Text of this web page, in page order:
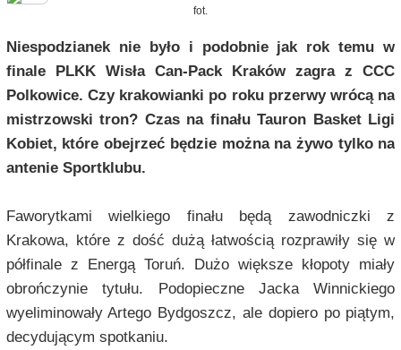
fot.
Niespodzianek nie było i podobnie jak rok temu w
finale PLKK Wisła Can-Pack Kraków zagra z CCC
Polkowice. Czy krakowianki po roku przerwy wrócą na
mistrzowski tron? Czas na finału Tauron Basket Ligi
Kobiet, które obejrzeć będzie można na żywo tylko na
antenie Sportklubu.
Faworytkami wielkiego finału będą zawodniczki z
Krakowa, które z dość dużą łatwością rozprawiły się w
półfinale z Energą Toruń. Dużo większe kłopoty miały
obrończynie tytułu. Podopieczne Jacka Winnickiego
wyeliminowały Artego Bydgoszcz, ale dopiero po piątym,
decydującym spotkaniu.